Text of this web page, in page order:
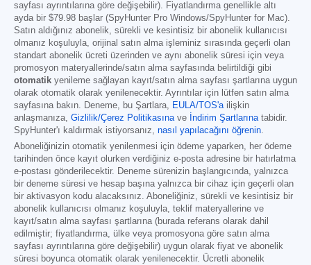
sayfası ayrıntılarına göre değişebilir). Fiyatlandırma genellikle altı
ayda bir $79.98 başlar (SpyHunter Pro Windows/SpyHunter for Mac).
Satın aldığınız abonelik, sürekli ve kesintisiz bir abonelik kullanıcısı
olmanız koşuluyla, orijinal satın alma işleminiz sırasında geçerli olan
standart abonelik ücreti üzerinden ve aynı abonelik süresi için veya
promosyon materyallerinde/satın alma sayfasında belirtildiği gibi
otomatik yenileme sağlayan kayıt/satın alma sayfası şartlarına uygun
olarak otomatik olarak yenilenecektir. Ayrıntılar için lütfen satın alma
sayfasına bakın. Deneme, bu Şartlara, EULA/TOS'ailişkin
anlaşmanıza, Gizlilik/Çerez Politikasınave İndirim Şartlarınatabidir.
SpyHunter'ı kaldırmak istiyorsanız, nasıl yapılacağını öğrenin.
Aboneliğinizin otomatik yenilenmesi için ödeme yaparken, her ödeme
tarihinden önce kayıt olurken verdiğiniz e-posta adresine bir hatırlatma
e-postası gönderilecektir. Deneme sürenizin başlangıcında, yalnızca
bir deneme süresi ve hesap başına yalnızca bir cihaz için geçerli olan
bir aktivasyon kodu alacaksınız. Aboneliğiniz, sürekli ve kesintisiz bir
abonelik kullanıcısı olmanız koşuluyla, teklif materyallerine ve
kayıt/satın alma sayfası şartlarına (burada referans olarak dahil
edilmiştir; fiyatlandırma, ülke veya promosyona göre satın alma
sayfası ayrıntılarına göre değişebilir) uygun olarak fiyat ve abonelik
süresi boyunca otomatik olarak yenilenecektir. Ücretli abonelik